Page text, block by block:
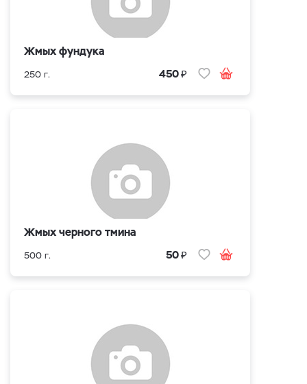
Жмых фундука
250 г. 450₽
Жмых черного тмина
500 г. 50₽